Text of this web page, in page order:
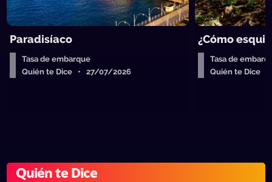
Paradisíaco
Tasa de embarque
Quién te Dice • 27/07/2026
¿Cómo
Tasa de
Quién te Dice
Quién te Dice